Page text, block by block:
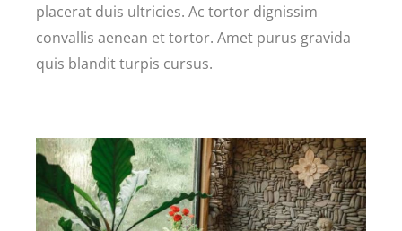
placerat duis ultricies. Ac tortor dignissim
convallis aenean et tortor. Amet purus gravida
quis blandit turpis cursus.